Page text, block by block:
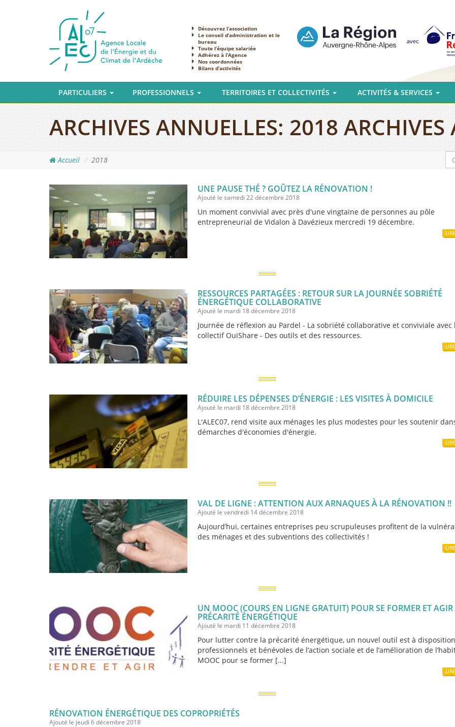
Découvrez l’association
Le conseil d’administration et le
bureau
Toute l’équipe salariée
Adhérez à l’Agence
Nos coordonnées
Bilans d’activités
PARTICULIERS PROFESSIONNELS TERRITOIRES ET COLLECTIVITÉS ACTIVITÉS & SERVICES
ARCHIVES ANNUELLES: 2018 ARCHIVES
Accueil 2018
UNE PAUSE THÉ ? GOÛTEZ LA RÉNOVATION !
Ajouté le samedi 22 décembre 2018
Un moment convivial avec près d'une vingtaine de personnes au pôle
entrepreneurial de Vidalon à Davézieux mercredi 19 décembre.
RESSOURCES PARTAGÉES : RETOUR SUR LA JOURNÉE SOBRIÉTÉ
ÉNERGÉTIQUE COLLABORATIVE
Ajouté le mardi 18 décembre 2018
Journée de réflexion au Pardel - La sobriété collaborative et conviviale avec
collectif OuiShare - Des outils et des ressources.
RÉDUIRE LES DÉPENSES D’ÉNERGIE : LES VISITES À DOMICILE
Ajouté le mardi 18 décembre 2018
L'ALEC07, rend visite aux ménages les plus modestes pour les soutenir
démarches d'économies d'énergie.
VAL DE LIGNE : ATTENTION AUX ARNAQUES À LA RÉNOVATION !!
Ajouté le vendredi 14 décembre 2018
Aujourd’hui, certaines entreprises peu scrupuleuses profitent de la
des ménages et des subventions des collectivités !
UN MOOC (COURS EN LIGNE GRATUIT) POUR SE FORMER ET
PRÉCARITÉ ÉNERGÉTIQUE
Ajouté le mardi 11 décembre 2018
Pour lutter contre la précarité énergétique, un nouvel outil est à
professionnels et bénévoles de l’action sociale et de l’amélioration de
MOOC pour se former [...]
RÉNOVATION ÉNERGÉTIQUE DES COPROPRIÉTÉS
Ajouté le jeudi 6 décembre 2018